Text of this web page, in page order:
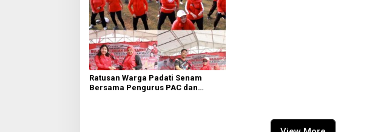
Ratusan Warga Padati Senam
Bersama Pengurus PAC dan